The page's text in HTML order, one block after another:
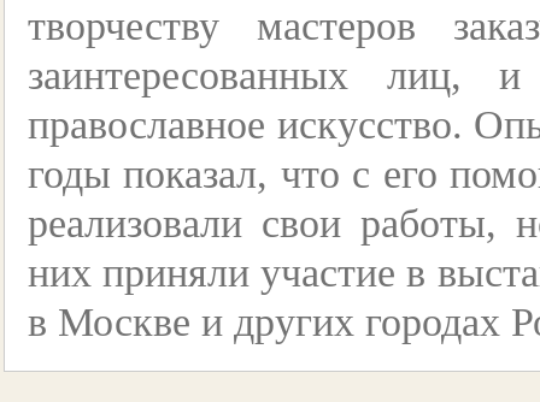
творчеству мастеров
заинтересованных лиц,
православное искусство.
годы показал, что с его
реализовали свои работы,
них приняли участие в
в Москве и других городах